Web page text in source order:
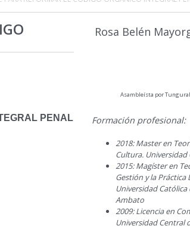
PENAL
Rosa Belén
Asambleísta por
Formación profesional:
2018: Master en
Cultura.
2015: Magíster en
Gestión y la
Universidad Católica
Ambato
2009: Licencia en
Universidad Central